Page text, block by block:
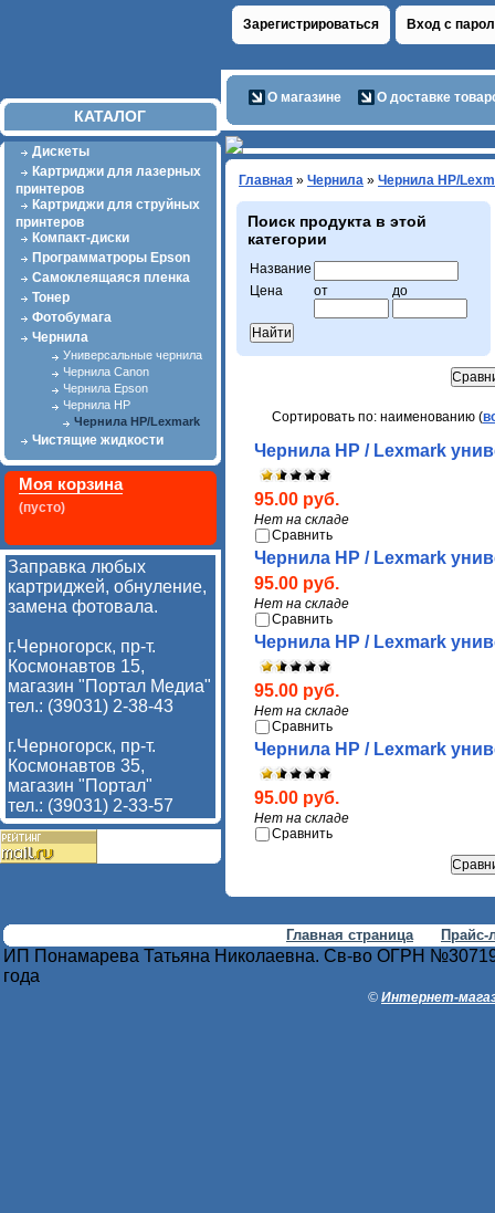
КАТАЛОГ
Зарегистрироваться Вход с
О магазине О доставке
Дискеты
Картриджи для лазерных
принтеров
Картриджи для струйных
принтеров
Компакт-диски
Программатроры Epson
Самоклеящаяся пленка
Тонер
Фотобумага
Чернила
Универсальные чернила
Чернила Canon
Чернила Epson
Чернила HP
Чернила HP/Lexmark
Чистящие жидкости
Моя корзина
(пусто)
Заправка любых
картриджей, обнуление,
замена фотовала.
г.Черногорск, пр-т.
Космонавтов 15,
магазин "Портал Медиа"
тел.: (39031) 2-38-43
г.Черногорск, пр-т.
Космонавтов 35,
магазин "Портал"
тел.: (39031) 2-33-57
Главная » Чернила » Чернила HP/
Поиск продукта в этой
категории
Название
Цена
от до
Сортировать по: наименованию (
Чернила HP / Lexmark
95.00 руб.
Нет на складе
Сравнить
Чернила HP / Lexmark
95.00 руб.
Нет на складе
Сравнить
Чернила HP / Lexmark
95.00 руб.
Нет на складе
Сравнить
Чернила HP / Lexmark
95.00 руб.
Нет на складе
Сравнить
Главная страница Прайс-
ИП Понамарева Татьяна Николаевна. Св-во ОГРН
года
© Интернет-